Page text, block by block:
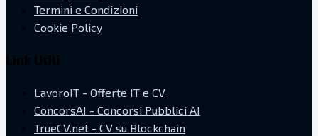
Termini e Condizioni
Cookie Policy
LavoroIT - Offerte IT e CV
ConcorsAI - Concorsi Pubblici AI
TrueCV.net - CV su Blockchain